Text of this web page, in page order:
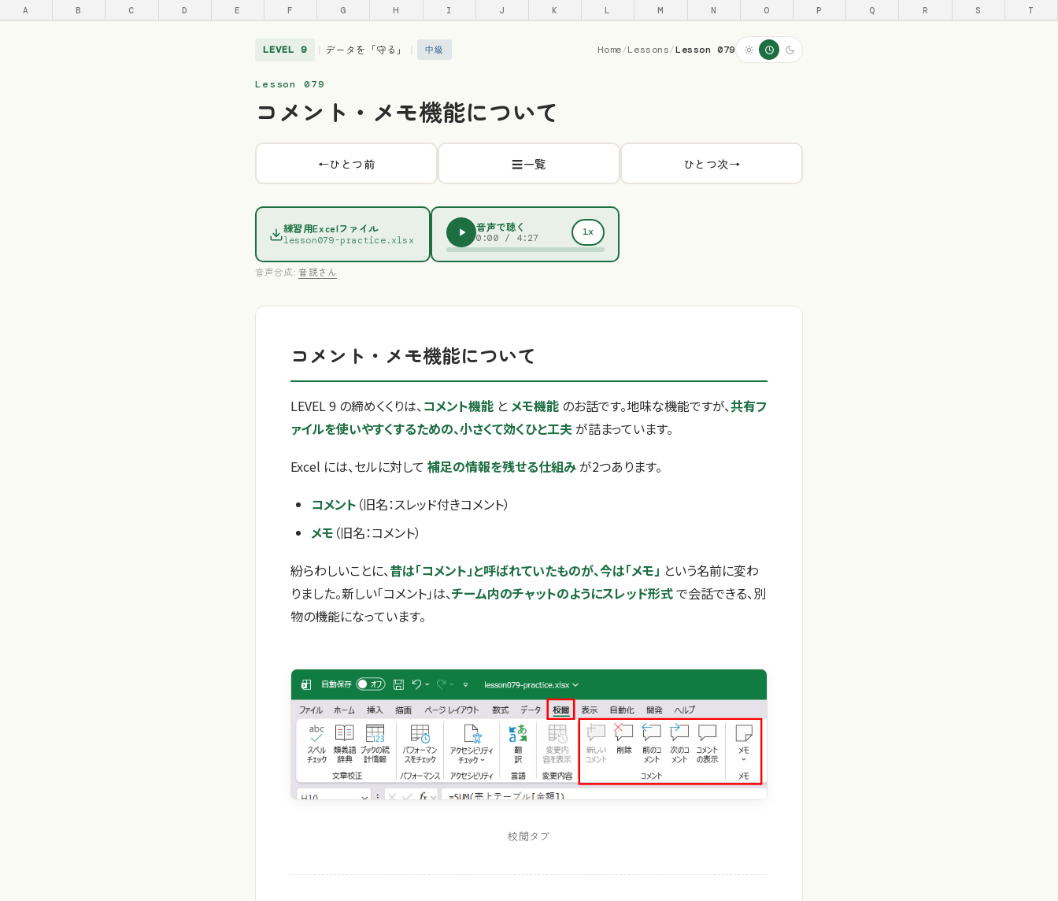
A B C D E F G H I J K L M N O P Q R S T
LEVEL 9 データを「守る」 中級 Home/Lessons/Lesson 079
Lesson 079
コメント・メモ機能について
←ひとつ前 ☰一覧 ひとつ次→
練習用Excelファイル
lesson079-practice.xlsx
音声で聴く
0:00 / 4:27 1x
音声合成:音読さん
コメント・メモ機能について
LEVEL 9 の締めくくりは、コメント機能 と メモ機能 のお話です。地味な機能ですが、共有フ
ァイルを使いやすくするための、小さくて効くひと工夫が詰まっています。
Excel には、セルに対して 補足の情報を残せる仕組みが2つあります。
コメント （旧名：スレッド付きコメント）
メモ （旧名：コメント）
紛らわしいことに、昔は「コメント」と呼ばれていたものが、今は「メモ」 という名前に変わ
りました。新しい「コメント」は、チーム内のチャットのようにスレッド形式で会話できる、別
物の機能になっています。
校閲タブ